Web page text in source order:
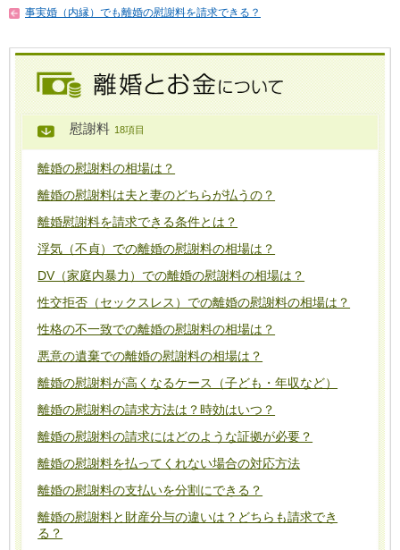
事実婚（内縁）でも離婚の慰謝料を請求できる？
慰謝料 18項目
離婚の慰謝料の相場は？
離婚の慰謝料は夫と妻のどちらが払うの？
離婚慰謝料を請求できる条件とは？
浮気（不貞）での離婚の慰謝料の相場は？
DV（家庭内暴力）での離婚の慰謝料の相場は？
性交拒否（セックスレス）での離婚の慰謝料の相場は？
性格の不一致での離婚の慰謝料の相場は？
悪意の遺棄での離婚の慰謝料の相場は？
離婚の慰謝料が高くなるケース（子ども・年収など）
離婚の慰謝料の請求方法は？時効はいつ？
離婚の慰謝料の請求にはどのような証拠が必要？
離婚の慰謝料を払ってくれない場合の対応方法
離婚の慰謝料の支払いを分割にできる？
離婚の慰謝料と財産分与の違いは？どちらも請求でき
る？